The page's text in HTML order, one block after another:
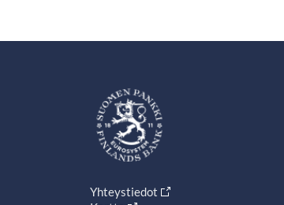
Yhteystiedot